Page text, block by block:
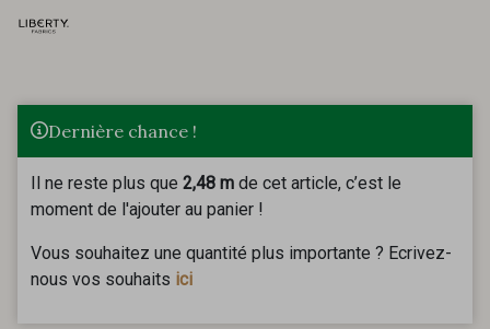
Dernière chance !
Il ne reste plus que 2,48 m de cet article, c’est le
moment de l'ajouter au panier !
Vous souhaitez une quantité plus importante ? Ecrivez-
nous vos souhaits ici